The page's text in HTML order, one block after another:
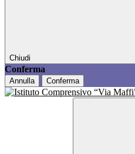
Chiudi
Conferma
Annulla Conferma